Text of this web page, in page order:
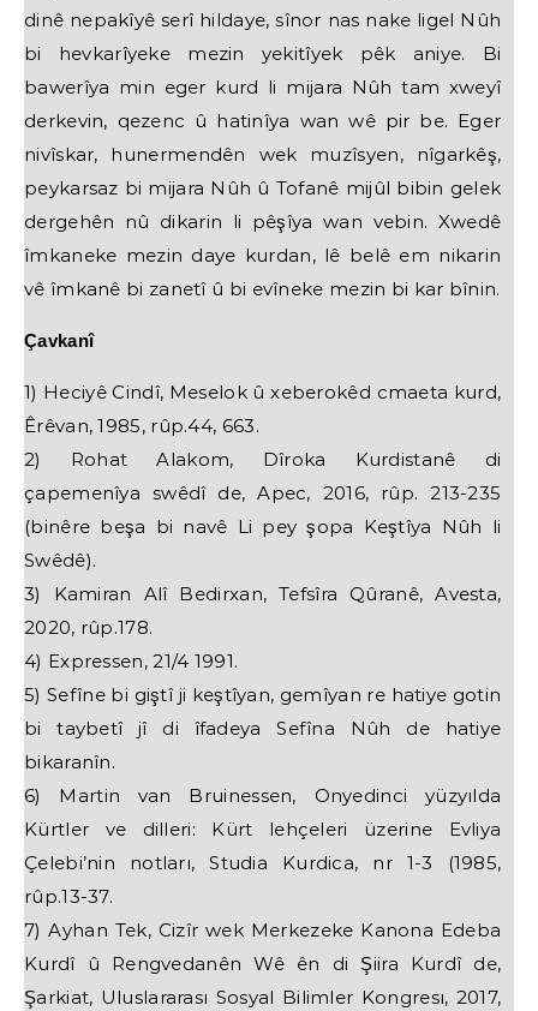
dinê nepakîyê serî hildaye, sînor nas nake ligel Nûh
bi hevkarîyeke mezin yekitîyek pêk aniye. Bi
bawerîya min eger kurd li mijara Nûh tam xweyî
derkevin, qezenc û hatinîya wan wê pir be. Eger
nivîskar, hunermendên wek muzîsyen, nîgarkêş,
peykarsaz bi mijara Nûh û Tofanê mijûl bibin gelek
dergehên nû dikarin li pêşîya wan vebin. Xwedê
îmkaneke mezin daye kurdan, lê belê em nikarin
vê îmkanê bi zanetî û bi evîneke mezin bi kar bînin.
Çavkanî
1) Heciyê Cindî, Meselok û xeberokêd cmaeta kurd,
Êrêvan, 1985, rûp.44, 663.
2) Rohat Alakom, Dîroka Kurdistanê di
çapemenîya swêdî de, Apec, 2016, rûp. 213-235
(binêre beşa bi navê Li pey şopa Keştîya Nûh li
Swêdê).
3) Kamiran Alî Bedirxan, Tefsîra Qûranê, Avesta,
2020, rûp.178.
4) Expressen, 21/4 1991.
5) Sefîne bi giştî ji keştîyan, gemîyan re hatiye gotin
bi taybetî jî di îfadeya Sefîna Nûh de hatiye
bikaranîn.
6) Martin van Bruinessen, Onyedinci yüzyılda
Kürtler ve dilleri: Kürt lehçeleri üzerine Evliya
Çelebi’nin notları, Studia Kurdica, nr 1-3 (1985,
rûp.13-37.
7) Ayhan Tek, Cizîr wek Merkezeke Kanona Edeba
Kurdî û Rengvedanên Wê ên di Şiira Kurdî de,
Şarkiat, Uluslararası Sosyal Bilimler Kongresı, 2017,